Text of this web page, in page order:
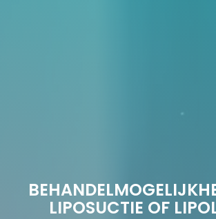
LIPOSUCTIE OF